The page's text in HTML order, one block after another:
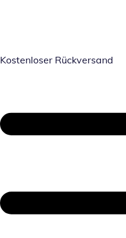
Kostenloser Rückversand